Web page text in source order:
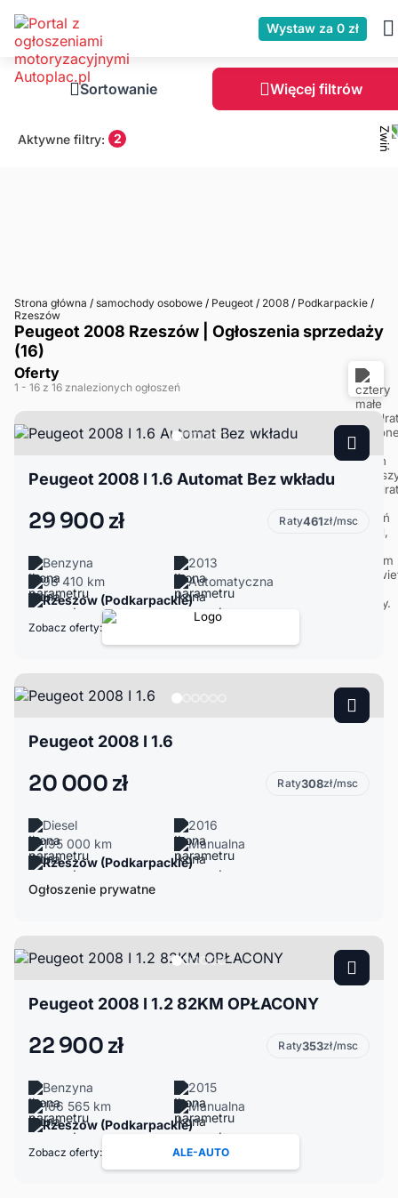
Wystaw za 0 zł
Sortowanie Więcej filtrów
Aktywne filtry: 2
Strona główna / samochody osobowe / Peugeot / 2008 / Podkarpackie /
Rzeszów
Peugeot 2008 Rzeszów | Ogłoszenia sprzedaży
(16)
Oferty
1 - 16 z 16 znalezionych ogłoszeń
Peugeot 2008 I 1.6 Automat Bez wkładu
29 900 zł Raty461zł/msc
Benzyna
2013
98 410 km
Automatyczna
Rzeszów (Podkarpackie)
Zobacz oferty:
Peugeot 2008 I 1.6
20 000 zł Raty308zł/msc
Diesel
2016
195 000 km
Manualna
Rzeszów (Podkarpackie)
Ogłoszenie prywatne
Peugeot 2008 I 1.2 82KM OPŁACONY
22 900 zł Raty353zł/msc
Benzyna
2015
166 565 km
Manualna
Rzeszów (Podkarpackie)
Zobacz oferty: ALE-AUTO